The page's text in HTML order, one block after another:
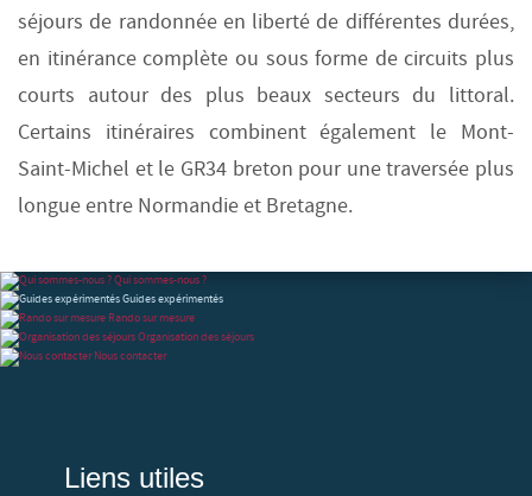
séjours de randonnée en liberté de différentes durées,
en itinérance complète ou sous forme de circuits plus
courts autour des plus beaux secteurs du littoral.
Certains itinéraires combinent également le Mont-
Saint-Michel et le GR34 breton pour une traversée plus
longue entre Normandie et Bretagne.
Qui sommes-nous ?
Guides expérimentés
Rando sur mesure
Organisation des séjours
Nous contacter
Liens utiles